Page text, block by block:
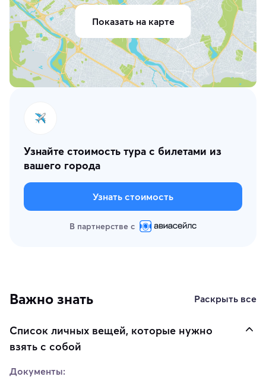
Показать на карте
Узнайте стоимость тура с билетами из
вашего города
Узнать стоимость
В партнерстве с
Важно знать Раскрыть все
Список личных вещей, которые нужно
взять с собой
Документы: